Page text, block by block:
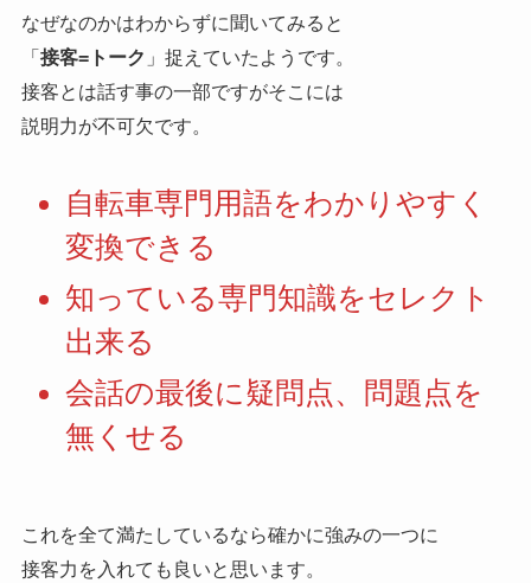
なぜなのかはわからずに聞いてみると
「接客=トーク 」捉えていたようです。
接客とは話す事の一部ですがそこには
説明力が不可欠です。
自転車専門用語をわかりやすく
変換できる
知っている専門知識をセレクト
出来る
会話の最後に疑問点、問題点を
無くせる
これを全て満たしているなら確かに強みの一つに
接客力を入れても良いと思います。